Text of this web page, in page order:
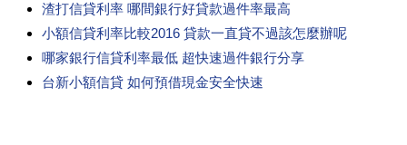
渣打信貸利率 哪間銀行好貸款過件率最高
小額信貸利率比較2016 貸款一直貸不過該怎麼辦呢
哪家銀行信貸利率最低 超快速過件銀行分享
台新小額信貸 如何預借現金安全快速